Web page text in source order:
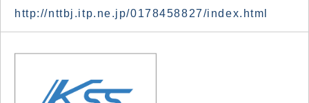
http://nttbj.itp.ne.jp/0178458827/index.html